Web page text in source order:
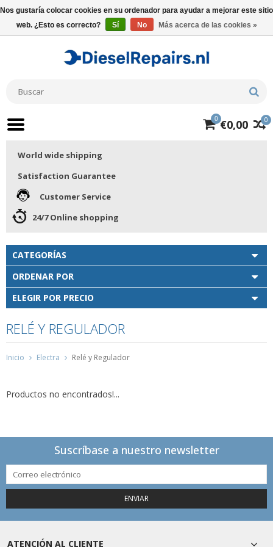
0
0 €0,00
World wide shipping
Satisfaction Guarantee
Customer Service
24/7 Online shopping
CATEGORÍAS
ORDENAR POR
ELEGIR POR PRECIO
RELÉ Y REGULADOR
Inicio Electra Relé y Regulador
Productos no encontrados!...
Suscríbase a nuestro newsletter
ENVIAR
ATENCIÓN AL CLIENTE
Nos gustaría colocar cookies en su ordenador para ayudar a mejorar este sitio
web. ¿Esto es correcto?
Sí No Más acerca de las cookies »